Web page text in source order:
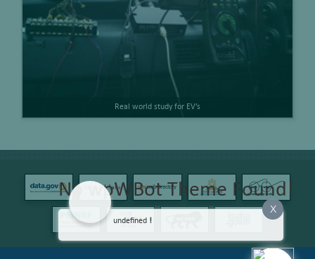
Real world study for EV’s
No wpWBot Theme Found!
X
undefined !